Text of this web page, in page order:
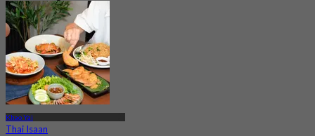
Khao Yai
Thai Isaan